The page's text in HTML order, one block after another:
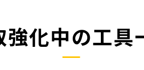
強化中の工具